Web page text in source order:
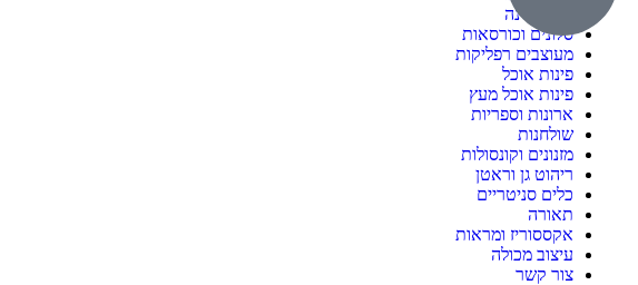
חדרי שינה
סלונים וכורסאות
מעוצבים רפליקות
פינות אוכל
פינות אוכל מעץ
ארונות וספריות
שולחנות
מזנונים וקונסולות
ריהוט גן וראטן
כלים סניטריים
תאורה
אקססוריז ומראות
עיצוב מכולה
צור קשר